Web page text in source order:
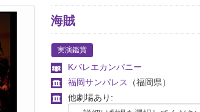
海賊
実演鑑賞
Kバレエカンパニー
福岡サンパレス
（福岡県）
他劇場あり: